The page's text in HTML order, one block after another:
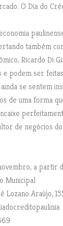
O Dia do
também
Ricardo Di
e podem ser
se sentem
de uma forma
de negócios
a partir
Municipal
Lozano Araújo,